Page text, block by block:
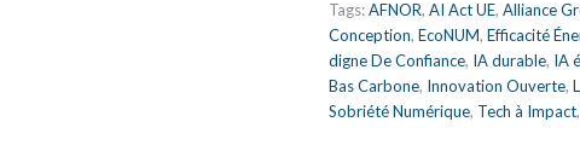
Tags:AFNOR, AI Act UE, Alliance
Conception, EcoNUM, Efficacité
digne De Confiance, IA durable, IA
Bas Carbone, Innovation Ouverte,
Sobriété Numérique, Tech à Impact,